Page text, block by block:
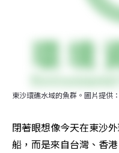
東沙環礁水域的魚群。圖片提供
閉著眼想像今天在東沙
船，而是來自台灣、香